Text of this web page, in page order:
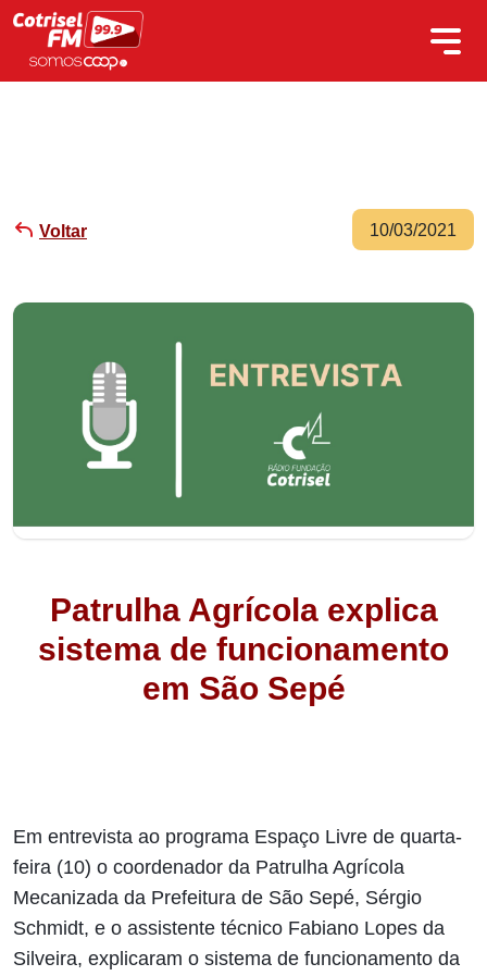
Voltar 10/03/2021
Patrulha Agrícola explica
sistema de funcionamento
em São Sepé
Em entrevista ao programa Espaço Livre de quarta-
feira (10) o coordenador da Patrulha Agrícola
Mecanizada da Prefeitura de São Sepé, Sérgio
Schmidt, e o assistente técnico Fabiano Lopes da
Silveira, explicaram o sistema de funcionamento da